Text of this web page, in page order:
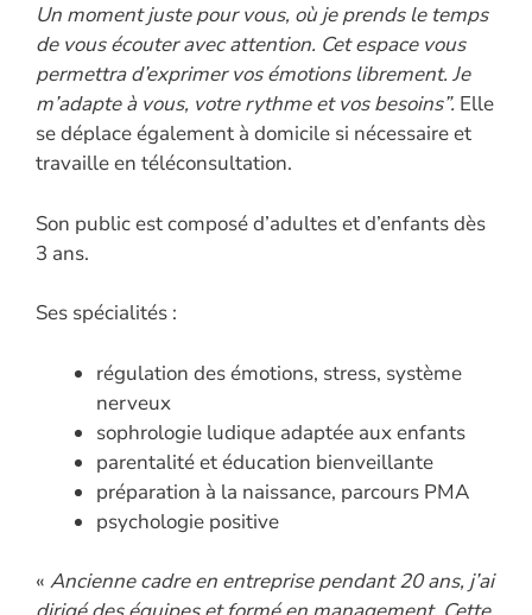
Un moment juste pour vous, où je prends le temps
de vous écouter avec attention. Cet espace vous
permettra d’exprimer vos émotions librement. Je
m’adapte à vous, votre rythme et vos besoins”. Elle
se déplace également à domicile si nécessaire et
travaille en téléconsultation.
Son public est composé d’adultes et d’enfants dès
3 ans.
Ses spécialités :
régulation des émotions, stress, système
nerveux
sophrologie ludique adaptée aux enfants
parentalité et éducation bienveillante
préparation à la naissance, parcours PMA
psychologie positive
« Ancienne cadre en entreprise pendant 20 ans, j’ai